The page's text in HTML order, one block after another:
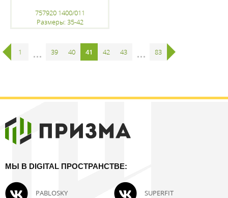
757920 1400/011
Размеры: 35-42
1 39 40 41 42 43 83
МЫ В DIGITAL ПРОСТРАНСТВЕ:
PABLOSKY SUPERFIT